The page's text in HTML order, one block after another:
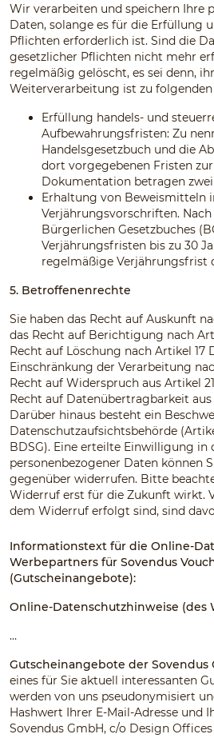
Wir verarbeiten und speichern Ihre
Daten, solange es für die Erfüllung
Pflichten erforderlich ist. Sind die
gesetzlicher Pflichten nicht mehr
regelmäßig gelöscht, es sei denn,
Weiterverarbeitung ist zu
Erfüllung handels- und
Aufbewahrungsfristen: Zu
Handelsgesetzbuch und die
dort vorgegebenen Fristen
Dokumentation betragen zwei
Erhaltung von Beweismitteln
Verjährungsvorschriften. Nach
Bürgerlichen Gesetzbuches
Verjährungsfristen bis zu 30
regelmäßige Verjährungsfrist
5. Betroffenenrechte
Sie haben das Recht auf Auskunft
das Recht auf Berichtigung nach
Recht auf Löschung nach Artikel 17
Einschränkung der Verarbeitung
Recht auf Widerspruch aus Artikel
Recht auf Datenübertragbarkeit aus
Darüber hinaus besteht ein
Datenschutzaufsichtsbehörde
BDSG). Eine erteilte Einwilligung in
personenbezogener Daten können
gegenüber widerrufen. Bitte
Widerruf erst für die Zukunft wirkt.
dem Widerruf erfolgt sind, sind
Informationstext für die Online-
Werbepartners für Sovendus
(Gutscheinangebote):
Online-Datenschutzhinweise (des
…
Gutscheinangebote der Sovendus
eines für Sie aktuell interessanten
werden von uns pseudonymisiert
Hashwert Ihrer E-Mail-Adresse und
Sovendus GmbH, c/o Design